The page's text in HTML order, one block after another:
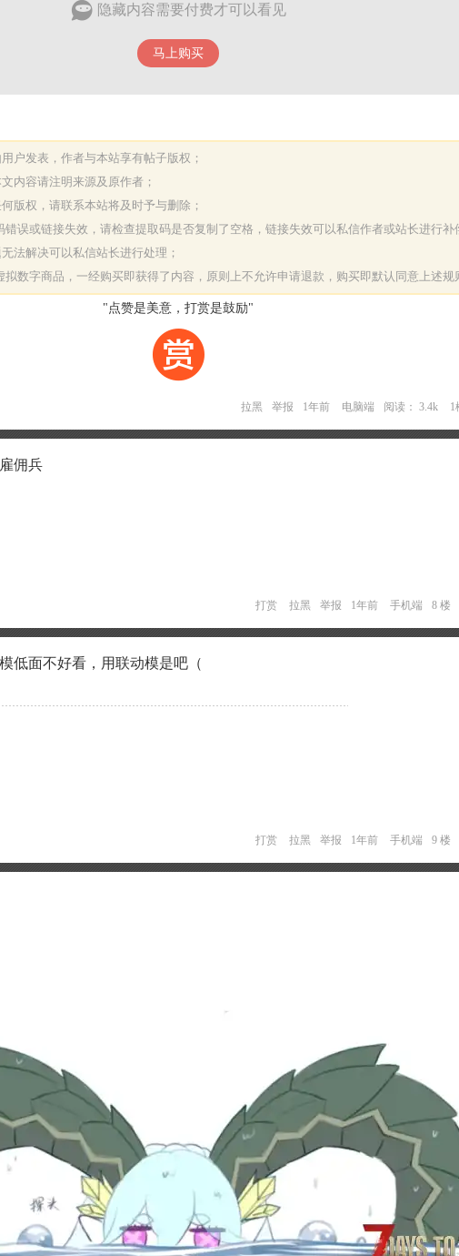
隐藏内容需要付费才可以看见
马上购买
户发表，作者与本站享有帖子版权；
内容请注明来源及原作者；
版权，请联系本站将及时予与删除；
错误或链接失效，请检查提取码是否复制了空格，链接失效可以私信作者或站长进行补
法解决可以私信站长进行处理；
拟数字商品，一经购买即获得了内容，原则上不允许申请退款，购买即默认同意上述规
"点赞是美意，打赏是鼓励"
拉黑 举报 1年前 电脑端 阅读： 3.4k 1
佣兵
打赏 拉黑 举报 1年前 手机端 8 楼
低面不好看，用联动模是吧（
打赏 拉黑 举报 1年前 手机端 9 楼